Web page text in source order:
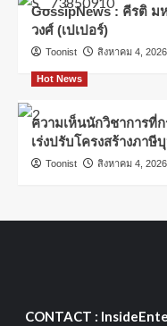
GossipNews : คีรติ ม
วงศ์ (เปเปอร์)
Toonist สิงหาคม 4, 2026
Hot News
ความเห็นนักวิชาการที่
เร่งปรับโครงสร้างภาษี
Toonist สิงหาคม 4, 2026
CONTACT :